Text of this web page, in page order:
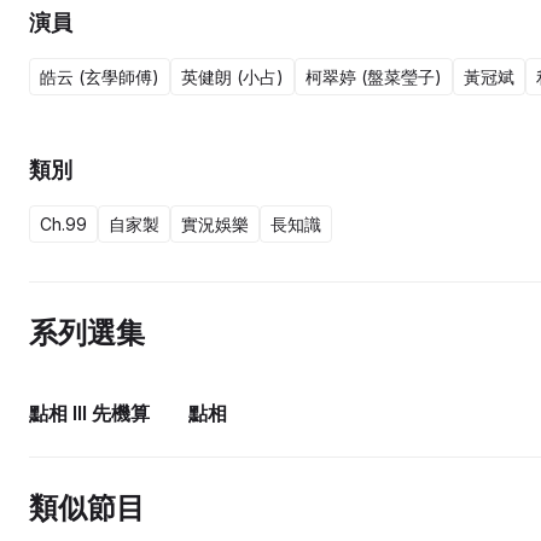
演員
皓云 (玄學師傅) 英健朗 (小占) 柯翠婷 (盤菜瑩子) 黃冠斌
類別
Ch.99 自家製 實況娛樂 長知識
系列選集
點相 III 先機算 點相
類似節目